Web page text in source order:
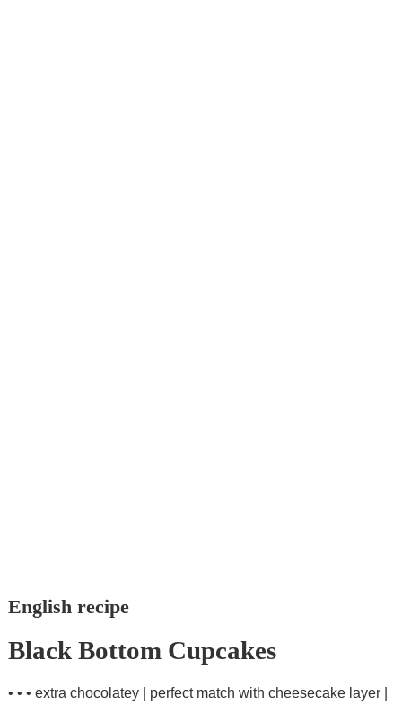
English recipe
Black Bottom Cupcakes
• • • extra chocolatey | perfect match with cheesecake layer |